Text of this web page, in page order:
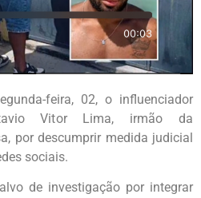
feira, 02, o influenciador
Vitor Lima, irmão da
por descumprir medida judicial
sociais.
de investigação por integrar